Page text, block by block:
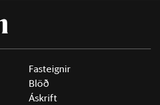
Fasteignir
Blöð
Áskrift